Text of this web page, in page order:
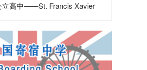
立高中——St. Francis Xavier